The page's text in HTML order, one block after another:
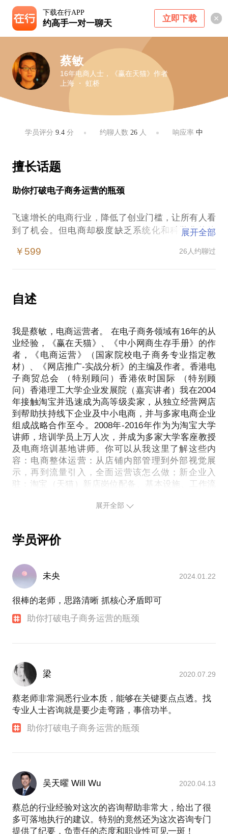
下载在行APP
约高手一对一聊天 立即下载
蔡敏
16年电商人士，《赢在天猫》作者
上海 ・ 虹桥
学员评分9.4 分 约聊人数 26人 响应率 中
擅长话题
助你打破电子商务运营的瓶颈
飞速增长的电商行业，降低了创业门槛，让所有人看
到了机会。但电商却极度缺乏系统化和科学化的管
让电商创业者分不清真正该做的是什么？ 各位电商人
要，低价优势真的带给你优势了吗？你以为你缺流
量，其实你缺的是肚量，你真的看清自己了吗？我在
宝、天猫）的实操经验，除了以下内容：基础操作不
教，这些内容在网上一找一堆，您也别费这个钱啦；
无实权不教，如果你在公司没有话语权，那么我教了
也白教；无产品把控权不教，说到底电商只是手段，
产品才是本质。PS：与我见面前，请把你的问题具体
化，这样我的建议才有针对性。也可以把你的问题提
前发给我，方便我做更精确的准备。
如果你被刷单、推广、报活动坑到了，那么你该和我
谈谈！
展开全部
￥599 26人约聊过
自述
我是蔡敏，电商运营者。 在电子商务领域有16年的从
业经验，《赢在天猫》、《中小网商生存手册》的作
者，《电商运营》（国家院校电子商务专业指定教
材）、《网店推广-实战分析》的主编及作者。香港电
子商贸总会 （特别顾问）香港依时国际 （特别顾
问）香港理工大学企业发展院（嘉宾讲者）我在2004
年接触淘宝并迅速成为高等级卖家，从独立经营网店
到帮助扶持线下企业及中小电商，并与多家电商企业
组成战略合作至今。2008年-2016年作为为淘宝大学
讲师，培训学员上万人次，并成为多家大学客座教授
及电商培训基地讲师。你可以从我这里了解这些内
容：电商整体运营：从店铺内部管理到外部视觉展
示，再到流量引入，全面运营该怎么做；新企业入
驻：淘宝（天猫）新店岗位配备、基本设施、工作流
到市场产品的对比，从选品到造品（无产品把控能力
划：店铺如何自建活动，如何制定全年营销计划，如
如果你（或你的运营）认为做淘宝（天猫）第一步刷
信用，第二步砸钱推广，第三步报活动，那么你该和
展开全部
学员评价
未央 2024.01.22
很棒的老师，思路清晰 抓核心矛盾即可
助你打破电子商务运营的瓶颈
梁 2020.07.29
蔡老师非常洞悉行业本质，能够在关键要点点透。找
专业人士咨询就是要少走弯路，事倍功半。
助你打破电子商务运营的瓶颈
吴天曜 Will Wu 2020.04.13
蔡总的行业经验对这次的咨询帮助非常大，给出了很
多可落地执行的建议。特别的竟然还为这次咨询专门
提供了纪要，负责任的态度和职业性可见一斑！